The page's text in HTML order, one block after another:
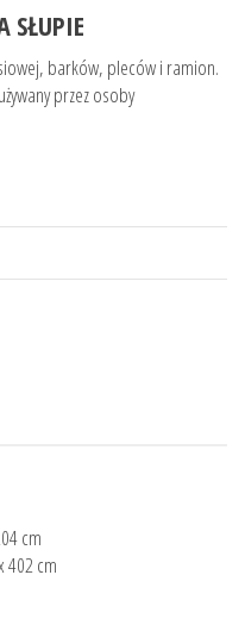
SŁUPIE
barków, pleców i ramion.
przez osoby
cm
402 cm